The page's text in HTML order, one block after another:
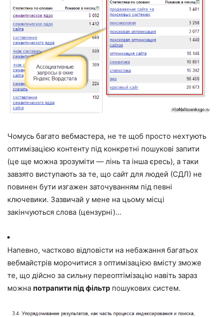
Чомусь багато вебмастера, не те щоб просто нехтують
оптимізацією контенту під конкретні пошукові запити
(це ще можна зрозуміти — лінь та інша єресь), а таки
завзято виступають за те, що сайт для людей (СДЛ) не
повинен бути изгажен заточуванням під певні
ключевики. Зазвичай у мене на цьому місці
закінчуються слова (цензурні)…
Напевно, частково відповісти на небажання багатьох
вебмайстрів морочитися з оптимізацією вмісту зможе
те, що дійсно за сильну переоптімізацію навіть зараз
можна потрапити під фільтр пошукових систем.